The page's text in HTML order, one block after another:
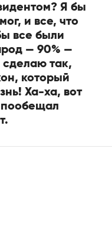
Я бы
и все, что
все были
— 90% —
сделаю так,
который
Ха-ха, вот